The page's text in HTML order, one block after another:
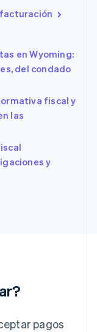
en Wyoming:
del condado
fiscal y
las
y
pagos